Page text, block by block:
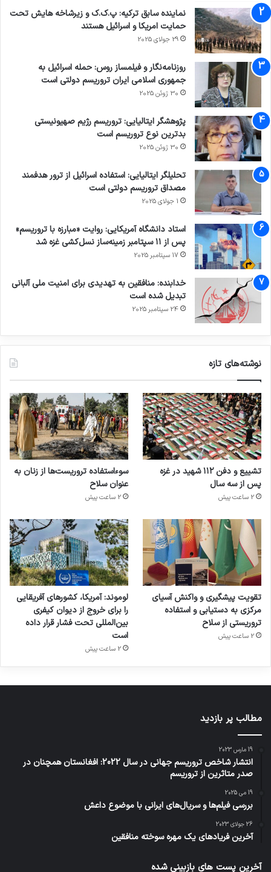
نماینده سابق ترکیه: پ.ک.ک و زیرشاخه هایش تحت
حمایت امریکا و اسرائیل هستند
29 جولای 2025
روزنامه‌نگار و فیلمساز روس: حمله اسرائیل به
جمهوری اسلامی ایران تروریسم دولتی است
30 ژوئن 2025
پژوهشگر ایتالیایی: تروریسم رژیم صهیونیستی
بدترین نوع تروریسم است
30 ژوئن 2025
تحلیلگر ایتالیایی: استفاده اسرائیل از ترور هدفمند
مصداق تروریسم دولتی است
1 جولای 2025
استاد دانشگاه آمریکایی: روایت «مبارزه با تروریسم»
پس از ۱۱ سپتامبر زمینه‌ساز نسل‌کشی غزه شد
17 سپتامبر 2025
خدابنده: منافقین به تهدیدی برای امنیت ملی آلبانی
تبدیل شده است
24 سپتامبر 2025
نوشته‌های تازه
تشییع و دفن ۱۱۲ شهید در غزه
پس از سه سال
2 ساعت پیش
سوءاستفاده تروریست‌ها از زنان به
عنوان سلاح
2 ساعت پیش
تقویت پیشگیری و واکنش آسیای
مرکزی به دستیابی و استفاده
تروریستی از سلاح
2 ساعت پیش
لوموند: آمریکا، کشورهای آفریقایی
را برای خروج از دیوان کیفری
بین‌المللی تحت فشار قرار داده
است
2 ساعت پیش
مطالب پر بازدید
19 مارس 2023
انتشار شاخص تروریسم جهانی در سال 2022: افغانستان همچنان در
صدر متاثرین از تروریسم
19 می 2025
بررسی فیلم‌ها و سریال‌های ایرانی با موضوع داعش
26 جولای 2023
آخرین فریادهای یک مهره سوخته منافقین
آخرین پست های بازبینی شده